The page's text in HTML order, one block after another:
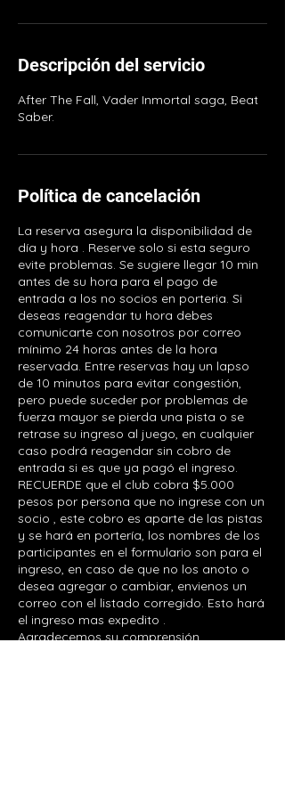
Descripción del servicio
After The Fall, Vader Inmortal saga, Beat
Saber.
Política de cancelación
La reserva asegura la disponibilidad de
día y hora . Reserve solo si esta seguro
evite problemas. Se sugiere llegar 10 min
antes de su hora para el pago de
entrada a los no socios en porteria. Si
deseas reagendar tu hora debes
comunicarte con nosotros por correo
mínimo 24 horas antes de la hora
reservada. Entre reservas hay un lapso
de 10 minutos para evitar congestión,
pero puede suceder por problemas de
fuerza mayor se pierda una pista o se
retrase su ingreso al juego, en cualquier
caso podrá reagendar sin cobro de
entrada si es que ya pagó el ingreso.
RECUERDE que el club cobra $5.000
pesos por persona que no ingrese con un
socio , este cobro es aparte de las pistas
y se hará en portería, los nombres de los
participantes en el formulario son para el
ingreso, en caso de que no los anoto o
desea agregar o cambiar, envienos un
correo con el listado corregido. Esto hará
el ingreso mas expedito .
Agradecemos su comprensión.